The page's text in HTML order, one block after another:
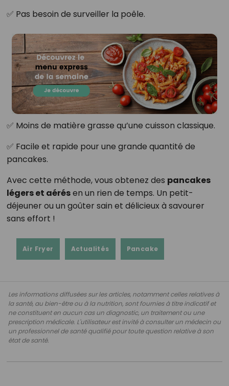
✅ Pas besoin de surveiller la poêle.
✅ Moins de matière grasse qu’une cuisson classique.
✅ Facile et rapide pour une grande quantité de
pancakes.
Avec cette méthode, vous obtenez des pancakes
légers et aérésen un rien de temps. Un petit-
déjeuner ou un goûter sain et délicieux à savourer
sans effort !
Air Fryer Actualités Pancake
Les informations diffusées sur les articles, notamment celles relatives à
la santé, au bien-être ou à la nutrition, sont fournies à titre indicatif et
ne constituent en aucun cas un diagnostic, un traitement ou une
prescription médicale. L'utilisateur est invité à consulter un médecin ou
un professionnel de santé qualifié pour toute question relative à son
état de santé.